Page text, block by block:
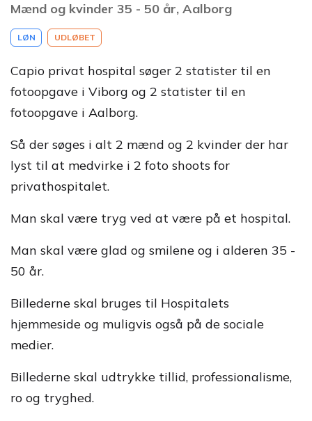
Mænd og kvinder 35 - 50 år, Aalborg
LØN UDLØBET
Capio privat hospital søger 2 statister til en
fotoopgave i Viborg og 2 statister til en
fotoopgave i Aalborg.
Så der søges i alt 2 mænd og 2 kvinder der har
lyst til at medvirke i 2 foto shoots for
privathospitalet.
Man skal være tryg ved at være på et hospital.
Man skal være glad og smilene og i alderen 35 -
50 år.
Billederne skal bruges til Hospitalets
hjemmeside og muligvis også på de sociale
medier.
Billederne skal udtrykke tillid, professionalisme,
ro og tryghed.